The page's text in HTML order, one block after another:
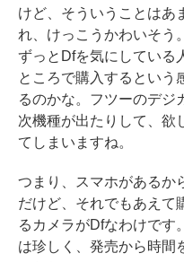
けど、そういうことはあ
れ、けっこうかわいそう
ずっとDfを気にしている
ところで購入するという
るのかな。フツーのデジ
次機種が出たりして、欲
てしまいますね。
つまり、スマホがあるか
だけど、それでもあえて
るカメラがDfなわけです
は珍しく、発売から時間